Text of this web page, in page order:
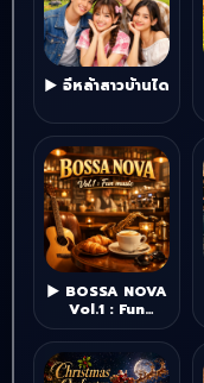
▶ อีหล้าสาวบ้านได
▶ BOSSA NOVA
Vol.1 : Fun
music"